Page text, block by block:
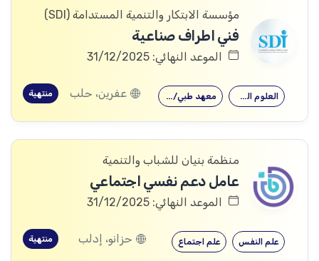
مؤسسة الابتكار والتنمية المستدامة (SDI)
فني اطراف صناعية
الموعد النهائي: 31/12/2025
معهد طبي/صحي العلوم الصحية عفرين، حلب منتهية
منظمة بنيان للشباب والتنمية
عامل دعم نفسي اجتماعي
الموعد النهائي: 31/12/2025
علم اجتماع علم النفس حزانو، إدلب منتهية